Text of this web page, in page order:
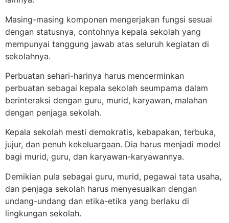
Masing-masing komponen mengerjakan fungsi sesuai
dengan statusnya, contohnya kepala sekolah yang
mempunyai tanggung jawab atas seluruh kegiatan di
sekolahnya.
Perbuatan sehari-harinya harus mencerminkan
perbuatan sebagai kepala sekolah seumpama dalam
berinteraksi dengan guru, murid, karyawan, malahan
dengan penjaga sekolah.
Kepala sekolah mesti demokratis, kebapakan, terbuka,
jujur, dan penuh kekeluargaan. Dia harus menjadi model
bagi murid, guru, dan karyawan-karyawannya.
Demikian pula sebagai guru, murid, pegawai tata usaha,
dan penjaga sekolah harus menyesuaikan dengan
undang-undang dan etika-etika yang berlaku di
lingkungan sekolah.